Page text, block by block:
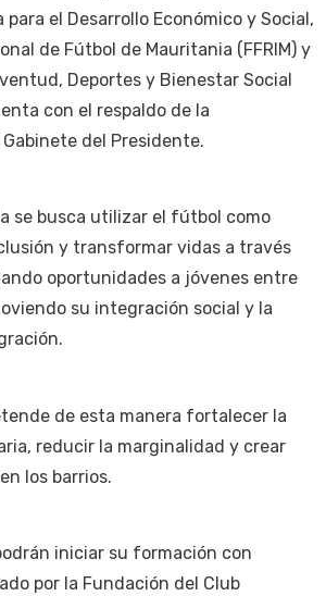
el Desarrollo Económico y Social,
de Fútbol de Mauritania (FFRIM) y
Deportes y Bienestar Social
con el respaldo de la
del Presidente.
se busca utilizar el fútbol como
y transformar vidas a través
oportunidades a jóvenes entre
su integración social y la
de esta manera fortalecer la
reducir la marginalidad y crear
los barrios.
iniciar su formación con
por la Fundación del Club